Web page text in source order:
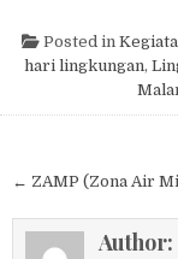
Posted in
hari lingkungan,
← ZAMP (Zona Air
Author: